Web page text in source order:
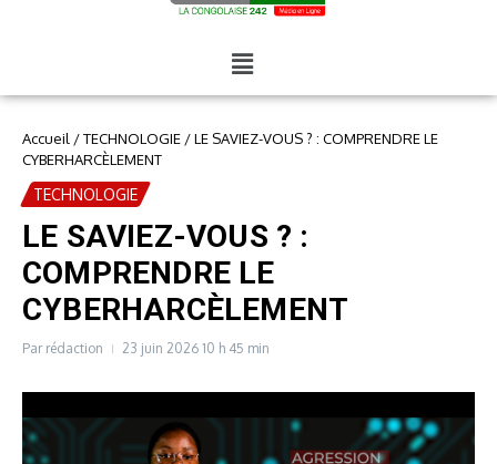
Accueil /TECHNOLOGIE /LE SAVIEZ-VOUS ? : COMPRENDRE LE
CYBERHARCÈLEMENT
TECHNOLOGIE
LE SAVIEZ-VOUS ? :
COMPRENDRE LE
CYBERHARCÈLEMENT
Par rédaction 23 juin 2026 10 h 45 min